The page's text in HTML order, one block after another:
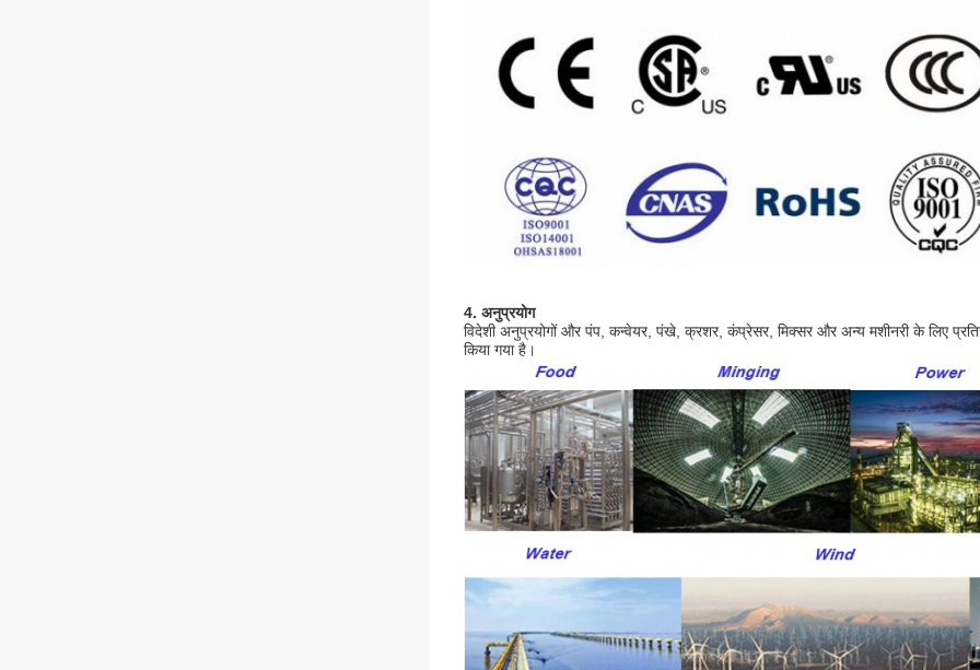
4. अनुप्रयोग
विदेशी अनुप्रयोगों और पंप, कन्वेयर, पंखे, क्रशर, कंप्रेसर, मिक्सर और अन्य मशीनरी के लिए
किया गया है।